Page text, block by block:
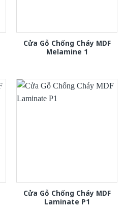
Cửa Gỗ Chống Cháy MDF
Melamine 1
Cửa Gỗ Chống Cháy MDF
Laminate P1